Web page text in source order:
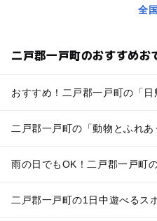
全
二戸郡一戸町のおすすめお
おすすめ！二戸郡一戸町の「日
二戸郡一戸町の「動物とふれあ
雨の日でもOK！二戸郡一戸町
二戸郡一戸町の1日中遊べるス